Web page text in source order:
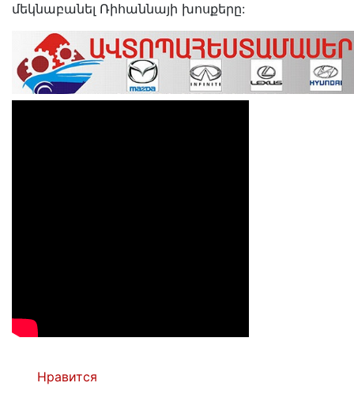
մեկնաբանել Ռիհաննայի խոսքերը:
Нравится